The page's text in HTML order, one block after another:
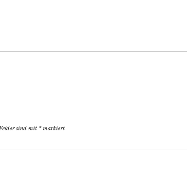
sind mit * markiert